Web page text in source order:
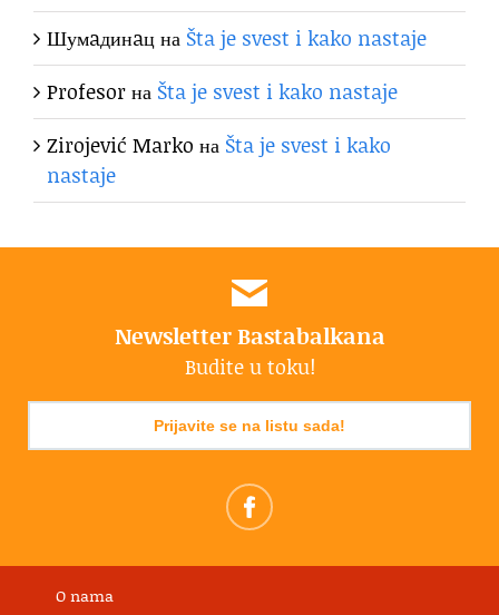
Шумaдинaцна Šta je svest i kako nastaje
Profesorна Šta je svest i kako nastaje
Zirojević Marko на Šta je svest i kako
nastaje
Newsletter Bastabalkana
Budite u toku!
Prijavite se na listu sada!
O nama